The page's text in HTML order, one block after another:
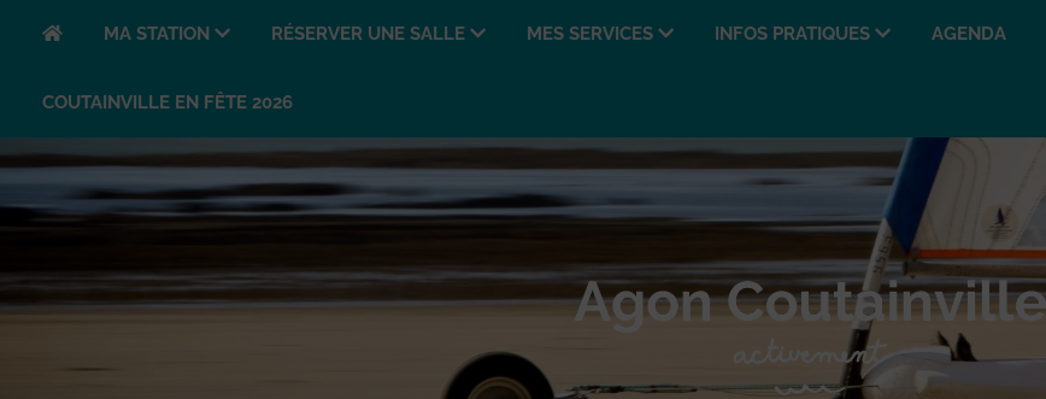
MA STATION RÉSERVER UNE SALLE MES SERVICES INFOS PRATIQUES AGENDA
COUTAINVILLE EN FÊTE 2026